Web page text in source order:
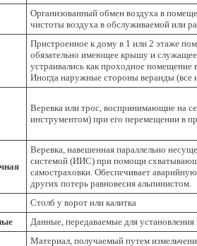
Организованный обмен воздуха в
чистоты воздуха в обслуживаемой или
Пристроенное к дому в 1 или 2 этаже
обязательно имеющее крышу и служащее
устраивались как проходное
Иногда наружные стороны веранды (все
Веревка или трос, воспринимающие на
инструментом) при его перемещении в
Веревка, навешенная параллельно
системой (ИИС) при помощи
самостраховки. Обеспечивает
других потерь равновесия альпинистом.
Столб у ворот или калитка
Данные, передаваемые для установления
Материал, получаемый путем